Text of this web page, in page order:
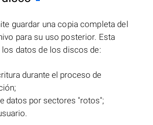
guardar una copia completa del
para su uso posterior. Esta
datos de los discos de:
durante el proceso de
datos por sectores "rotos";